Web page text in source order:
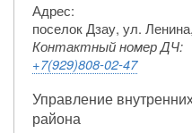
Адрес:
поселок Дзау, ул.
Контактный номер ДЧ:
+7(929)808-02-47
Управление
района